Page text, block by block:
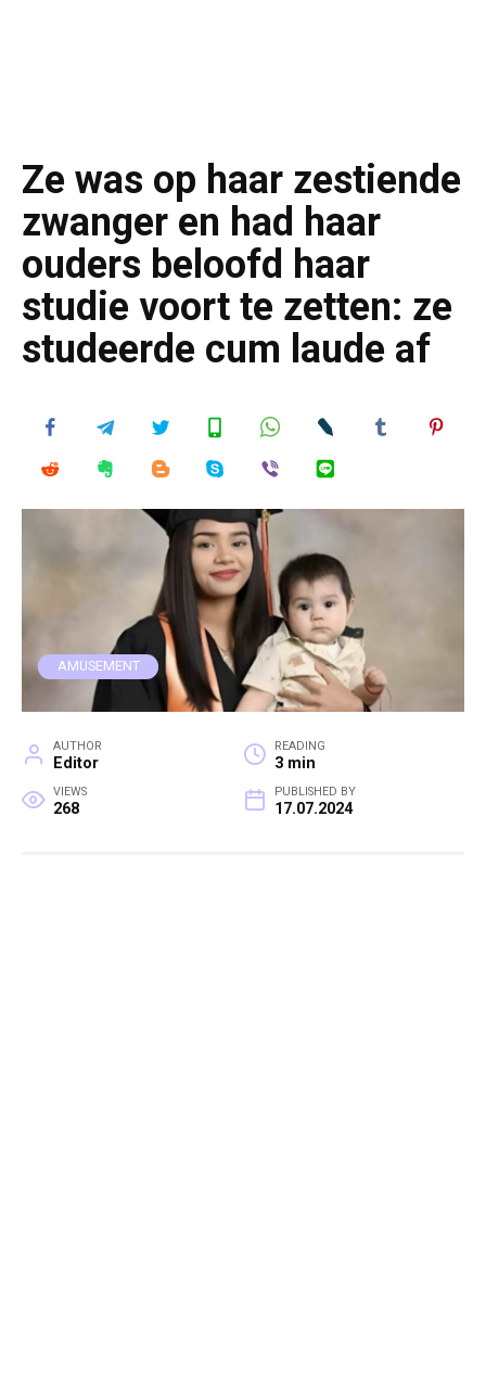
Ze was op haar zestiende
zwanger en had haar
ouders beloofd haar
studie voort te zetten: ze
studeerde cum laude af
AMUSEMENT
AUTHOR
Editor
READING
3 min
VIEWS
268
PUBLISHED BY
17.07.2024